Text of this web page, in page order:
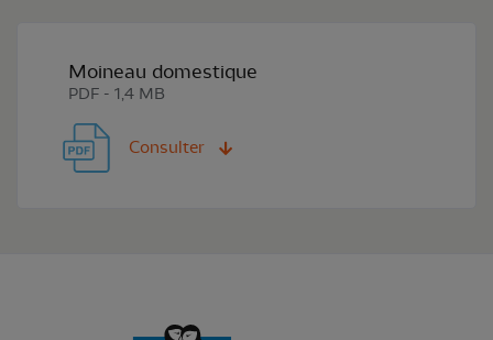
Moineau domestique
PDF - 1,4 MB
Consulter